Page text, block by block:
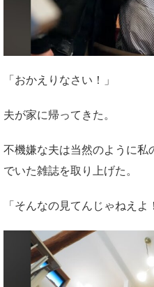
「おかえりなさい！」
夫が家に帰ってきた。
不機嫌な夫は当然のように私
でいた雑誌を取り上げた。
「そんなの見てんじゃねえよ